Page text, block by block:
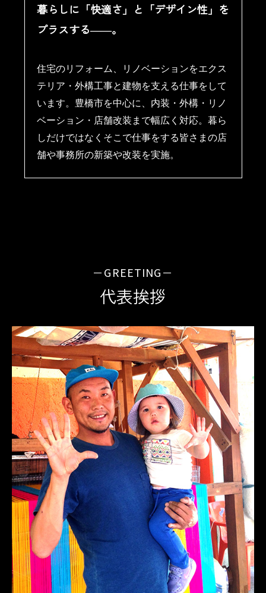
暮らしに「快適さ」と「デザイン性」を
プラスする――。
住宅のリフォーム、リノベーションをエクス
テリア・外構工事と建物を支える仕事をして
います。豊橋市を中心に、内装・外構・リノ
ベーション・店舗改装まで幅広く対応。暮ら
しだけではなくそこで仕事をする皆さまの店
舗や事務所の新築や改装を実施。
－GREETING－
代表挨拶